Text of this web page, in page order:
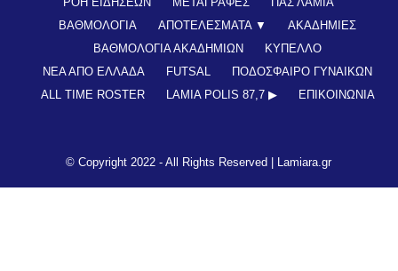
ΒΑΘΜΟΛΟΓΙΑ
ΑΠΟΤΕΛΕΣΜΑΤΑ ▼
ΑΚΑΔΗΜΙΕΣ
ΒΑΘΜΟΛΟΓΙΑ ΑΚΑΔΗΜΙΩΝ
ΚΥΠΕΛΛΟ
ΝΕΑ ΑΠΟ ΕΛΛΑΔΑ
FUTSAL
ΠΟΔΟΣΦΑΙΡΟ ΓΥΝΑΙΚΩΝ
ALL TIME ROSTER
LAMIA POLIS 87,7 ▶︎ ΕΠΙΚΟΙΝΩΝΊΑ
© Copyright 2022 - All Rights Reserved | Lamiara.gr